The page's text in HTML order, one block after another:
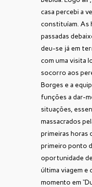
casa percebi a
constituíam. As
passadas
deu-se já em
com uma visita
socorro aos
Borges e a
funções a dar-
situações,
massacrados
primeiras horas
primeiro ponto
oportunidade
última viagem e
momento em